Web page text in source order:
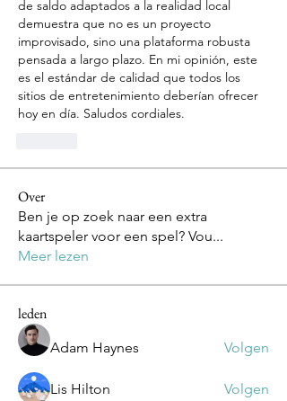
de saldo adaptados a la realidad local
demuestra que no es un proyecto
improvisado, sino una plataforma robusta
pensada a largo plazo. En mi opinión, este
es el estándar de calidad que todos los
sitios de entretenimiento deberían ofrecer
hoy en día. Saludos cordiales.
Over
Ben je op zoek naar een extra
kaartspeler voor een spel? Vou...
Meer lezen
leden
Adam Haynes Volgen
Lis Hilton Volgen